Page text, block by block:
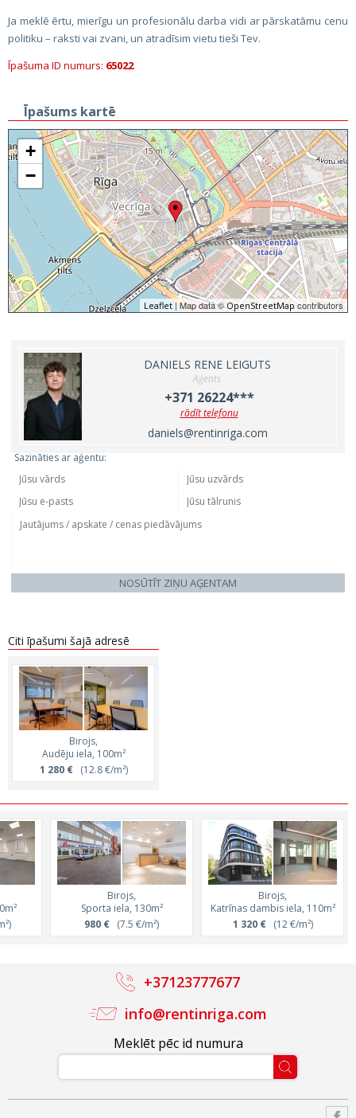
Ja meklē ērtu, mierīgu un profesionālu darba vidi ar pārskatāmu cenu
politiku – raksti vai zvani, un atradīsim vietu tieši Tev.
Īpašuma ID numurs: 65022
Īpašums kartē
+
−
Leaflet| Map data ©OpenStreetMap contributors
DANIELS RENE LEIGUTS
Aģents
+371 26224***
rādīt telefonu
daniels@rentinriga.com
Sazināties ar aģentu:
NOSŪTĪT ZIŅU AĢENTAM
Citi īpašumi šajā adresē
Birojs,
Audēju iela, 100m²
1 280 €(12.8 €/m²)
Birojs,
Sporta iela, 130m²
980 € (7.5 €/m²)
Birojs,
Katrīnas dambis iela, 110m²
1 320 €(12 €/m²)
Meklēt pēc id numura
info@rentinriga.com
+37123777677